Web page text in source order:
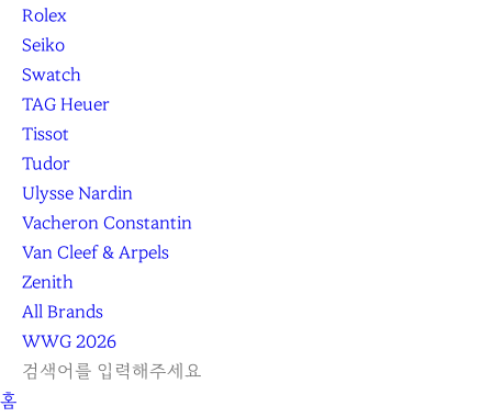
Rolex
Seiko
Swatch
TAG Heuer
Tissot
Tudor
Ulysse Nardin
Vacheron Constantin
Van Cleef & Arpels
Zenith
All Brands
WWG2026
L
S
닫
검
홈